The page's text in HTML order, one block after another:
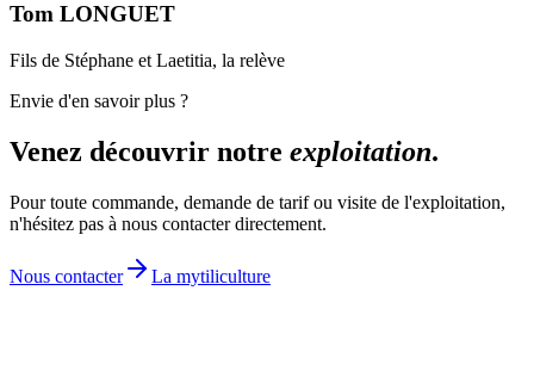
Tom LONGUET
Fils de Stéphane et Laetitia, la relève
Envie d'en savoir plus ?
Venez découvrir notre exploitation.
Pour toute commande, demande de tarif ou visite de l'exploitation,
n'hésitez pas à nous contacter directement.
Nous contacter La mytiliculture